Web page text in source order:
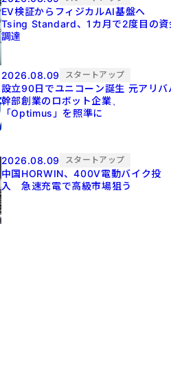
EV検証からフィジカルAI基盤へ
Tsing Standard、1カ月で2度目の資
調達
2026.08.09 スタートアップ
設立90日でユニコーン誕生 元アリババ
幹部創業のロボット企業、
「Optimus」を照準に
2026.08.09 スタートアップ
中国HORWIN、400V電動バイク投
入 急速充電で高級市場狙う